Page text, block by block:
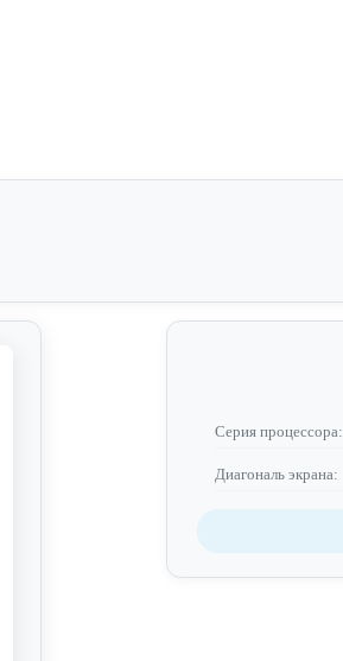
Серия процессора:
Диагональ экрана: